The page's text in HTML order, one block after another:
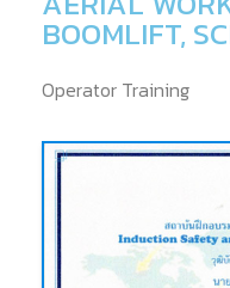
BOOMLIFT,
Operator Training